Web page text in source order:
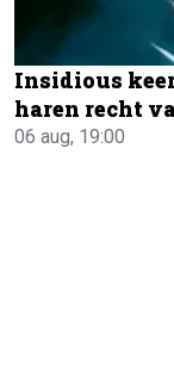
Insidious
haren recht
06 aug, 19:00